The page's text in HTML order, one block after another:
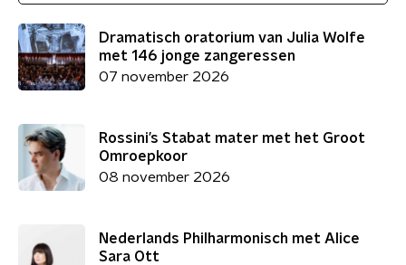
Dramatisch oratorium van Julia Wolfe
met 146 jonge zangeressen
07 november 2026
Rossini’s Stabat mater met het Groot
Omroepkoor
08 november 2026
Nederlands Philharmonisch met Alice
Sara Ott